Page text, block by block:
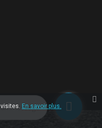
message
En savoir plus.